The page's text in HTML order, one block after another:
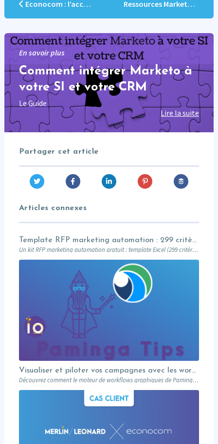
Econocom : l’accompagnement Marketo booste la transformation digitale Ressources Marketo – Landing Pages, Emails, et Formulaires – Bonnes pratiques et tendances
En savoir plus
Comment intégrer Marketo à
votre SI et votre CRM
Le Guide
Lire la suite
Partager cet article
Articles connexes
Template RFP marketing automation : 299 critères pour évaluer sans se laisser enfumer
Un kit RFP marketing automation gratuit : template Excel (299 critères, 18 catégories) + brief de cadrage Word. Barème de notation à 7 valeurs (natif inclus vs module payant), pondération Must / Should / Nice, workflow d’évaluation en 4 étapes. Prêt à envoyer à votre short-list d’éditeurs.
Visualiser et piloter vos campagnes avec les workflows graphiques Paminga.
Découvrez comment le moteur de workflows graphiques de Paminga vous permet de visualiser toute la logique de vos campagnes en un seul coup d’œil — branches conditionnelles, AB tests, waits et intégration Salesforce.